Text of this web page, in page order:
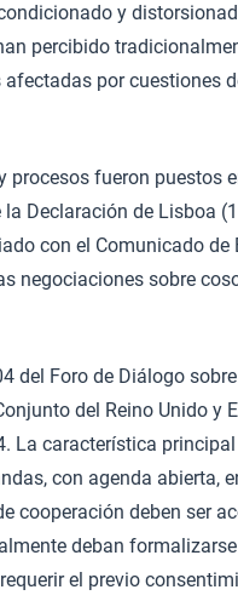
y
percibido
por cuestiones
procesos fueron puestos
Declaración de Lisboa
con el Comunicado de
negociaciones sobre
del Foro de Diálogo
del Reino Unido y
La característica
con agenda abierta,
cooperación deben ser
deban
el previo